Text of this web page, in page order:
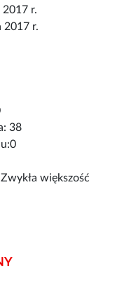
2017 r.
2017 r.
38
większość